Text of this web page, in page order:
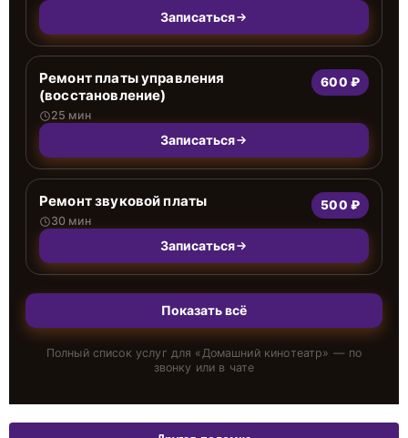
Записаться
Ремонт платы управления
(восстановление)
25 мин
600 ₽
Записаться
Ремонт звуковой платы
30 мин
500 ₽
Записаться
Показать всё
Полный список услуг для «Домашний кинотеатр» — по
звонку или в чате